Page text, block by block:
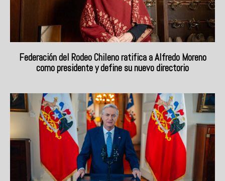
Federación del Rodeo Chileno ratifica a Alfredo Moreno
como presidente y define su nuevo directorio